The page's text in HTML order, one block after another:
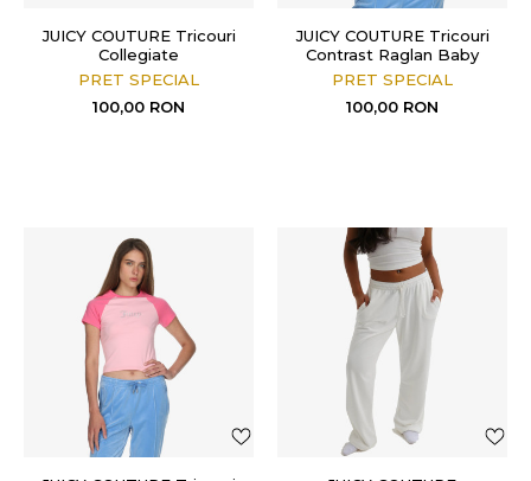
JUICY COUTURE Tricouri
Collegiate
PRET SPECIAL
100,00 RON
JUICY COUTURE Tricouri
Contrast Raglan Baby
PRET SPECIAL
100,00 RON